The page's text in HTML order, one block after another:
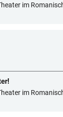
im
im